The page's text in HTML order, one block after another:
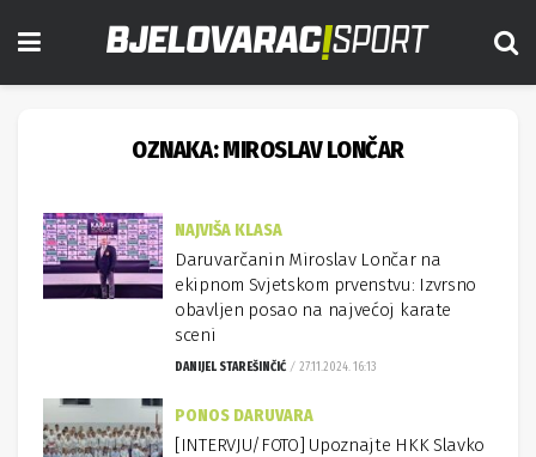
OZNAKA:MIROSLAV LONČAR
NAJVIŠA KLASA
Daruvarčanin Miroslav Lončar na
ekipnom Svjetskom prvenstvu: Izvrsno
obavljen posao na najvećoj karate
sceni
DANIJEL STAREŠINČIĆ 27.11.2024. 16:13
PONOS DARUVARA
[INTERVJU/FOTO] Upoznajte HKK Slavko